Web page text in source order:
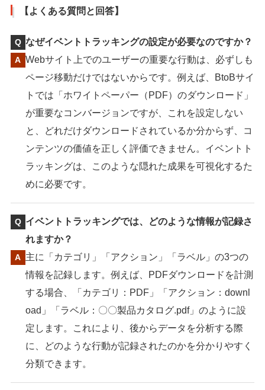
【よくある質問と回答】
なぜイベントトラッキングの設定が必要なのですか？
Webサイト上でのユーザーの重要な行動は、必ずしも
ページ移動だけではないからです。例えば、BtoBサイ
トでは「ホワイトペーパー（PDF）のダウンロード」
が重要なコンバージョンですが、これを設定しない
と、どれだけダウンロードされているか分からず、コ
ンテンツの価値を正しく評価できません。イベントト
ラッキングは、このような隠れた成果を可視化するた
めに必要です。
イベントトラッキングでは、どのような情報が記録さ
れますか？
主に「カテゴリ」「アクション」「ラベル」の3つの
情報を記録します。例えば、PDFダウンロードを計測
する場合、「カテゴリ：PDF」「アクション：downl
oad」「ラベル：〇〇製品カタログ.pdf」のように設
定します。これにより、後からデータを分析する際
に、どのような行動が記録されたのかを分かりやすく
分類できます。